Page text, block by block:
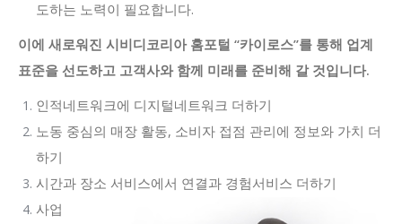
도하는 노력이 필요합니다.
이에 새로워진 시비디코리아 홈포털 “카이로스”를 통해 업계
표준을 선도하고 고객사와 함께 미래를 준비해 갈 것입니다.
인적네트워크에 디지털네트워크 더하기
노동 중심의 매장 활동, 소비자 접점 관리에 정보와 가치 더
하기
시간과 장소 서비스에서 연결과 경험서비스 더하기
사업 성과에 전개 과정 더하기를 통해